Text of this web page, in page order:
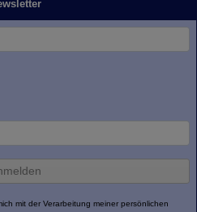
mit der Verarbeitung meiner persönlichen